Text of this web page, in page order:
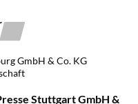
GmbH & Co. KG
Stuttgart GmbH &